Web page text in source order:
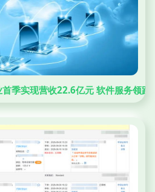
季实现营收22.6亿元 软件服务领跑